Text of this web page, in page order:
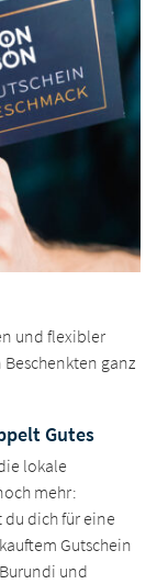
und flexibler
ganz
Gutes
lokale
mehr:
dich für eine
Gutschein
und